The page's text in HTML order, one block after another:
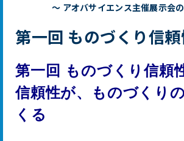
～ アオバサイエンス主催展示会
第一回 ものづくり信
第一回 ものづくり信頼
信頼性が、ものづくり
くる